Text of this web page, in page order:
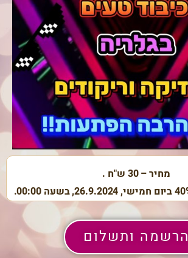
מחיר – 30 ש"ח .
הרשמה ותשלום